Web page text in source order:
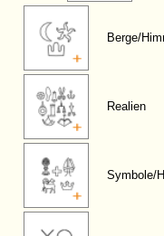
Berge/
Realien
Symbole/